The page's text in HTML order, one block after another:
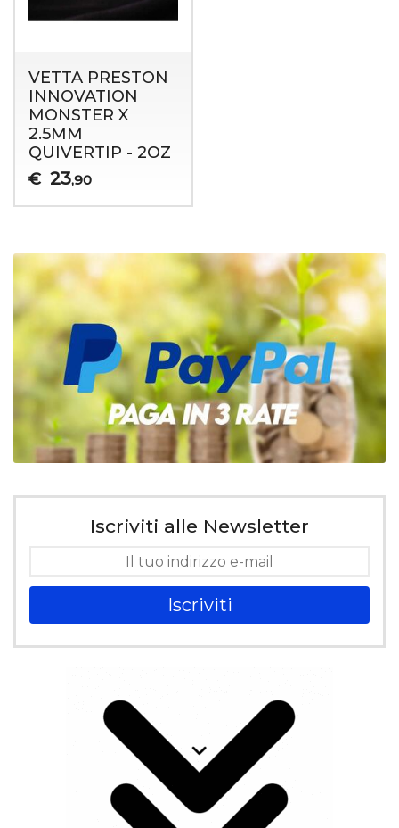
VETTA PRESTON
INNOVATION
MONSTER X
2.5MM
QUIVERTIP - 2OZ
€ 23,90
Iscriviti alle Newsletter
Iscriviti